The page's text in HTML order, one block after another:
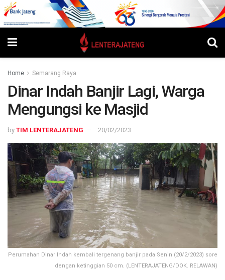
Home Semarang Raya
Dinar Indah Banjir Lagi, Warga
Mengungsi ke Masjid
by TIM LENTERAJATENG 20/02/2023
Perumahan Dinar Indah kembali tergenang banjir pada Senin (20/2/2023) sore
dengan ketinggian 50 cm. (LENTERAJATENG/DOK. RELAWAN)